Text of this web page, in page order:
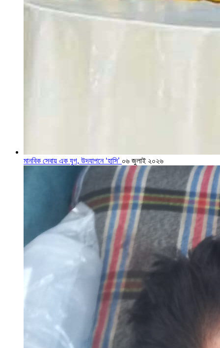
মানবিক সেবায় এক যুগ, উদযাপনে ‘হাসি’ ০৬ জুলাই ২০২৬